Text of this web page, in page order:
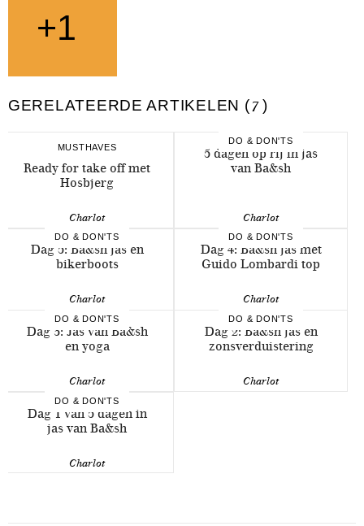
+1
GERELATEERDE ARTIKELEN (7 )
MUSTHAVES
Ready for take off met
Hosbjerg
Charlot
DO & DON'TS
5 dagen op rij in jas
van Ba&sh
Charlot
DO & DON'TS
Dag 5: Ba&sh jas en
bikerboots
Charlot
DO & DON'TS
Dag 4: Ba&sh jas met
Guido Lombardi top
Charlot
DO & DON'TS
Dag 3: Jas van Ba&sh
en yoga
Charlot
DO & DON'TS
Dag 2: Ba&sh jas en
zonsverduistering
Charlot
DO & DON'TS
Dag 1 van 5 dagen in
jas van Ba&sh
Charlot